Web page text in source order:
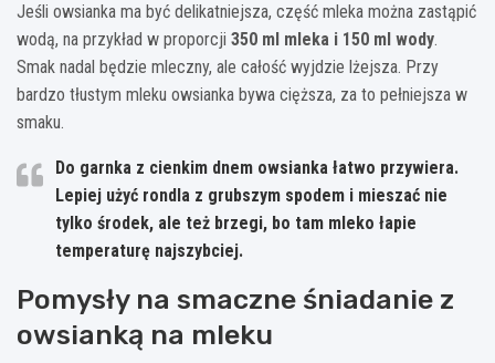
Jeśli owsianka ma być delikatniejsza, część mleka można zastąpić
wodą, na przykład w proporcji 350 ml mleka i 150 ml wody.
Smak nadal będzie mleczny, ale całość wyjdzie lżejsza. Przy
bardzo tłustym mleku owsianka bywa cięższa, za to pełniejsza w
smaku.
Do garnka z cienkim dnem owsianka łatwo przywiera.
Lepiej użyć rondla z grubszym spodem i mieszać nie
tylko środek, ale też brzegi, bo tam mleko łapie
temperaturę najszybciej.
Pomysły na smaczne śniadanie z
owsianką na mleku